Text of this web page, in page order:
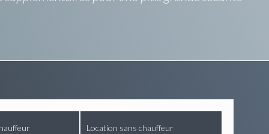
Location sans chauffeur